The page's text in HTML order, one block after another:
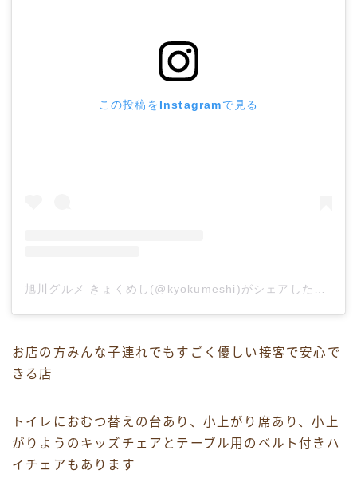
この投稿をInstagramで見る
お店の方みんな子連れでもすごく優しい接客で安心で
きる店
トイレにおむつ替えの台あり、小上がり席あり、小上
がりようのキッズチェアとテーブル用のベルト付きハ
イチェアもあります